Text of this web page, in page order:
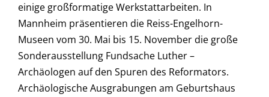
einige großformatige Werkstattarbeiten. In
Mannheim präsentieren die Reiss-Engelhorn-
Museen vom 30. Mai bis 15. November die große
Sonderausstellung Fundsache Luther –
Archäologen auf den Spuren des Reformators.
Archäologische Ausgrabungen am Geburtshaus